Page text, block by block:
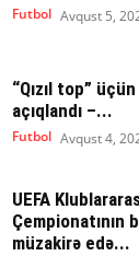
Futbol Avqust 5,
“Qızıl top”
açıqlandı –...
Futbol Avqust 4,
UEFA
Çempionatının
müzakirə edə...